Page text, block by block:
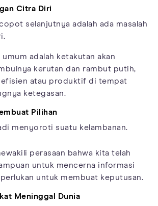
Citra Diri
selanjutnya adalah ada masalah
umum adalah ketakutan akan
kerutan dan rambut putih,
efisien atau produktif di tempat
ketegasan.
Pilihan
menyoroti suatu kelambanan.
perasaan bahwa kita telah
untuk mencerna informasi
untuk membuat keputusan.
Meninggal Dunia